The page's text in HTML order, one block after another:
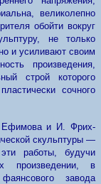
великолепно
обойти вокруг
не только
и усиливают своим
произведения,
строй которого
сочного
Ефимова и И. Фрих-
скульптуры —
работы, будучи
произведении, в
завода